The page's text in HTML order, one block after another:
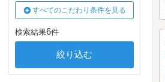
すべてのこだわり条件を見る
検索結果6件